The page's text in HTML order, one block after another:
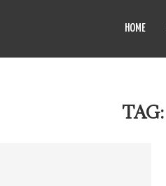
HOME
TAG: